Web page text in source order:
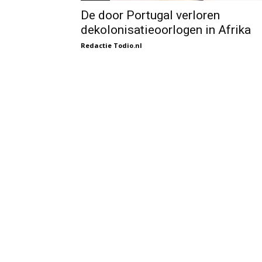
De door Portugal verloren
dekolonisatieoorlogen in Afrika
Redactie Todio.nl